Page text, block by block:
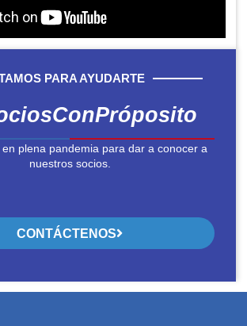
PARA AYUDARTE
en plena pandemia para dar a conocer a
nuestros socios.
CONTÁCTENOS